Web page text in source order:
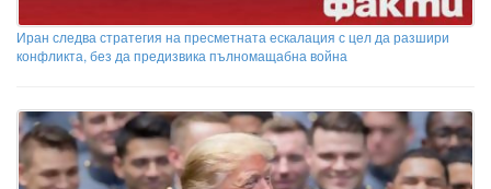
Иран следва стратегия на пресметната ескалация с цел да разшири
конфликта, без да предизвика пълномащабна война